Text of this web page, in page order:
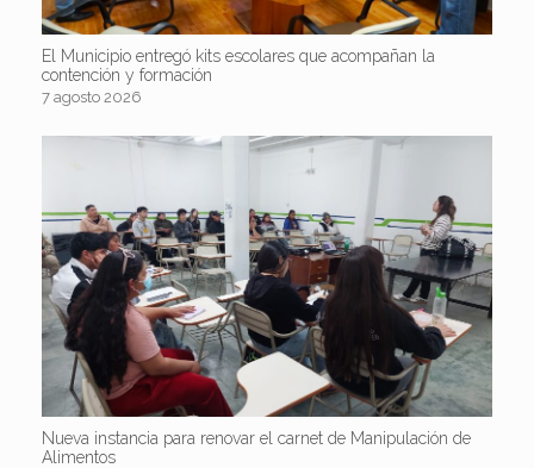
El Municipio entregó kits escolares que acompañan la
contención y formación
7 agosto 2026
Nueva instancia para renovar el carnet de Manipulación de
Alimentos